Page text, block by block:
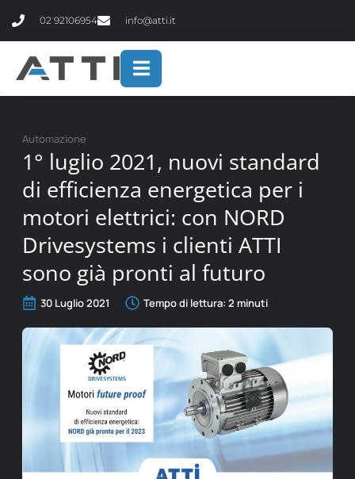
02 92106954 info@atti.it
Automazione
1° luglio 2021, nuovi standard
di efficienza energetica per i
motori elettrici: con NORD
Drivesystems i clienti ATTI
sono già pronti al futuro
30 Luglio 2021 Tempo di lettura: 2 minuti